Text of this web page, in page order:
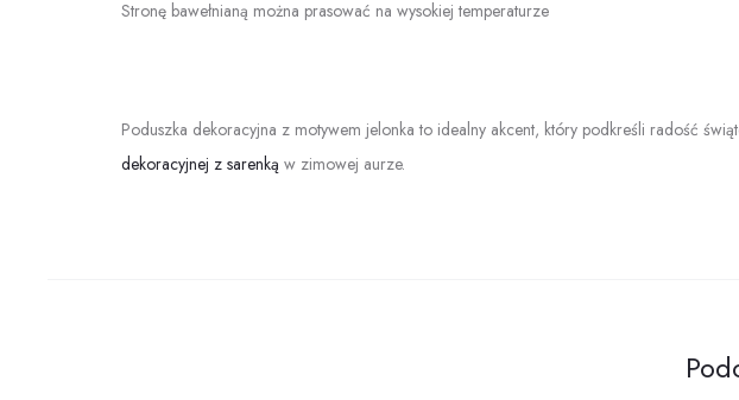
Stronę bawełnianą można prasować na wysokiej temperaturze
Poduszka dekoracyjna z motywem jelonka to idealny akcent, który podkreśli radość
dekoracyjnej z sarenką w zimowej aurze.